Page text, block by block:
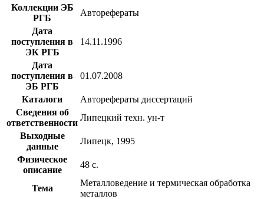
Коллекции ЭБ
РГБ
Авторефераты
Дата
поступления в
ЭК РГБ
14.11.1996
Дата
поступления в
ЭБ РГБ
01.07.2008
Каталоги
Авторефераты диссертаций
Сведения об
ответственности
Липецкий техн. ун-т
Выходные
данные
Липецк, 1995
Физическое
описание
48 с.
Тема
Металловедение и термическая обработка
металлов